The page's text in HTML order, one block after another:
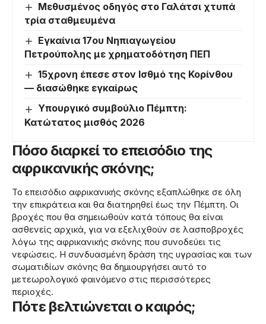
Μεθυσμένος οδηγός στο Γαλάτσι χτυπά
τρία σταθμευμένα
Εγκαίνια 17ου Νηπιαγωγείου
Πετρούπολης με χρηματοδότηση ΠΕΠ
15χρονη έπεσε στον Ισθμό της Κορίνθου
— διασώθηκε εγκαίρως
Υπουργικό συμβούλιο Πέμπτη:
Κατώτατος μισθός 2026
Πόσο διαρκεί το επεισόδιο της
αφρικανικής σκόνης;
Το επεισόδιο αφρικανικής σκόνης εξαπλώθηκε σε όλη
την επικράτεια και θα διατηρηθεί έως την Πέμπτη. Οι
βροχές που θα σημειωθούν κατά τόπους θα είναι
ασθενείς αρχικά, για να εξελιχθούν σε λασποβροχές
λόγω της αφρικανικής σκόνης που συνοδεύει τις
νεφώσεις. Η συνδυασμένη δράση της υγρασίας και των
σωματιδίων σκόνης θα δημιουργήσει αυτό το
μετεωρολογικό φαινόμενο στις περισσότερες
περιοχές.
Πότε βελτιώνεται ο καιρός;